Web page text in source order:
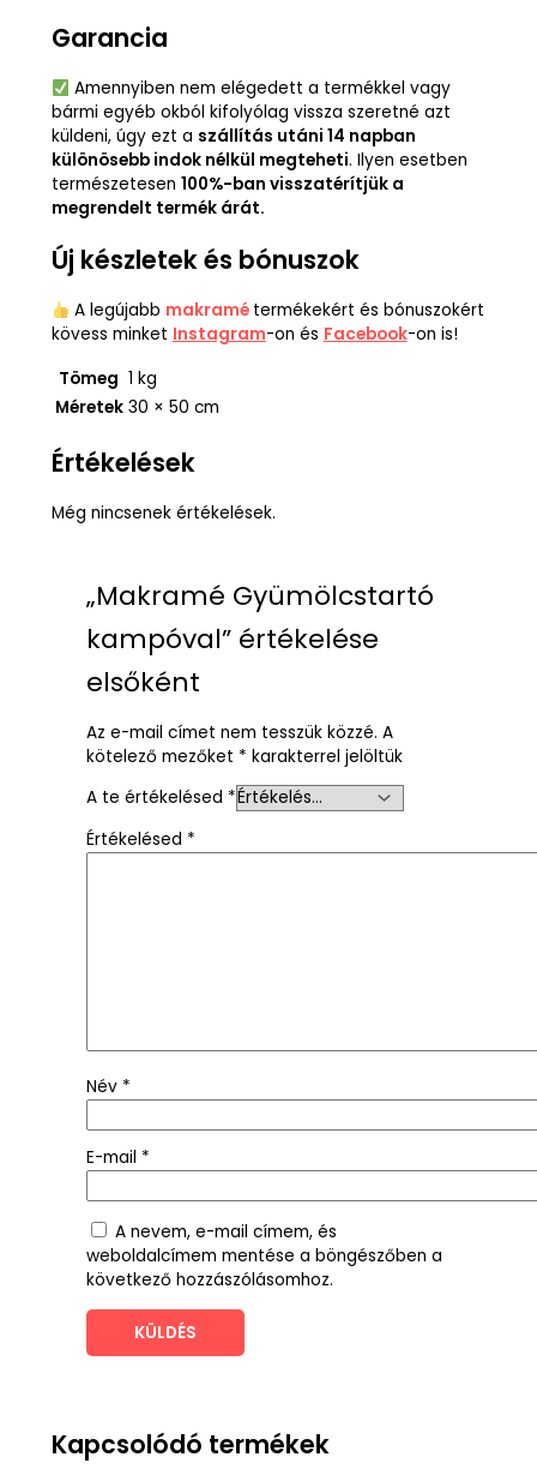
Garancia
Amennyiben nem elégedett a termékkel vagy
bármi egyéb okból kifolyólag vissza szeretné azt
küldeni, úgy ezt a szállítás utáni 14 napban
különösebb indok nélkül megteheti. Ilyen esetben
természetesen 100%-ban visszatérítjük a
megrendelt termék árát.
Új készletek és bónuszok
A legújabb makramé termékekért és bónuszokért
kövess minket Instagram-on és Facebook-on is!
Tömeg 1 kg
Méretek 30 × 50 cm
Értékelések
Még nincsenek értékelések.
„Makramé Gyümölcstartó
kampóval” értékelése
elsőként
Az e-mail címet nem tesszük közzé. A
kötelező mezőket * karakterrel jelöltük
A te értékelésed *
Értékelésed *
Név *
E-mail *
A nevem, e-mail címem, és
weboldalcímem mentése a böngészőben a
következő hozzászólásomhoz.
Kapcsolódó termékek